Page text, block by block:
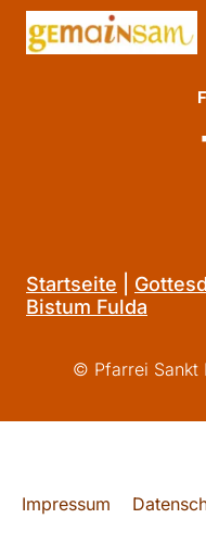
Startseite
Bistum Fulda
© Pfarrei Sankt
Impressum